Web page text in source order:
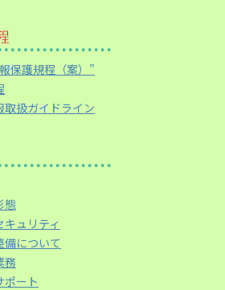
保護規程（案）”
取扱ガイドライン
態
ュリティ
備について
務
ポート